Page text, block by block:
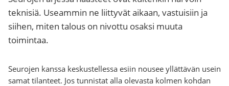
teknisiä. Useammin ne liittyvät aikaan, vastuisiin ja
siihen, miten talous on nivottu osaksi muuta
toimintaa.
Seurojen kanssa keskustellessa esiin nousee yllättävän usein
samat tilanteet. Jos tunnistat alla olevasta kolmen kohdan